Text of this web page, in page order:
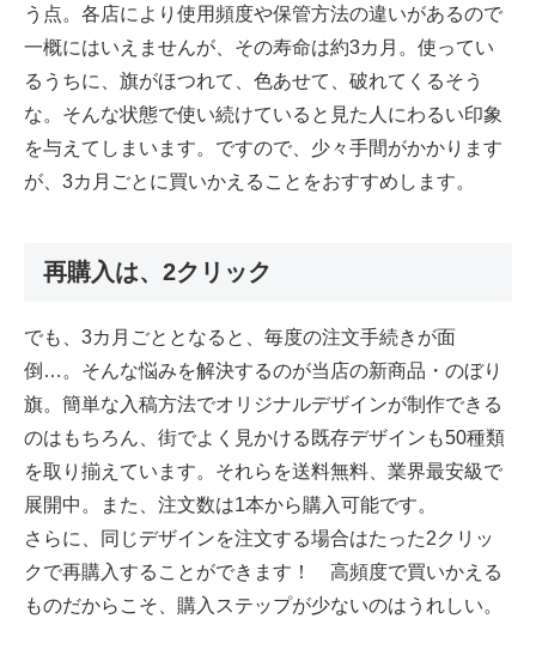
う点。各店により使用頻度や保管方法の違いがあるので
一概にはいえませんが、その寿命は約3カ月。使ってい
るうちに、旗がほつれて、色あせて、破れてくるそう
な。そんな状態で使い続けていると見た人にわるい印象
を与えてしまいます。ですので、少々手間がかかります
が、3カ月ごとに買いかえることをおすすめします。
再購入は、2クリック
でも、3カ月ごととなると、毎度の注文手続きが面
倒…。そんな悩みを解決するのが当店の新商品・のぼり
旗。簡単な入稿方法でオリジナルデザインが制作できる
のはもちろん、街でよく見かける既存デザインも50種類
を取り揃えています。それらを送料無料、業界最安級で
展開中。また、注文数は1本から購入可能です。
さらに、同じデザインを注文する場合はたった2クリッ
クで再購入することができます！ 高頻度で買いかえる
ものだからこそ、購入ステップが少ないのはうれしい。